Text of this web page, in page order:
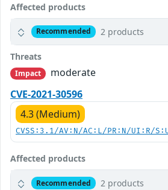
Affected products
Recommended 2 products
Threats
Impact
moderate
CVE-2021-30596
4.3 (Medium)
CVSS:3.1/AV:N/AC:L/PR:N/UI:R/
Affected products
Recommended 2 products